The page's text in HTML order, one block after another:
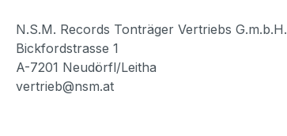
N.S.M. Records Tonträger Vertriebs G.m.b.H.
Bickfordstrasse 1
A-7201 Neudörfl/Leitha
vertrieb@nsm.at